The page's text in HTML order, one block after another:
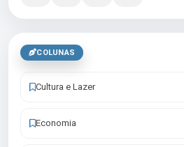
COLUNAS
Cultura e Lazer
Economia